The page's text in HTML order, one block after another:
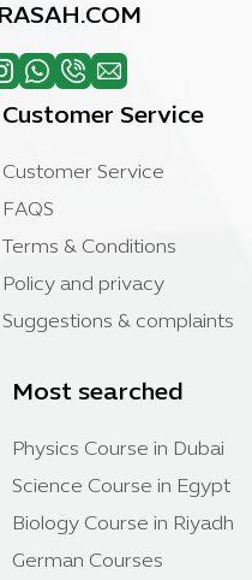
Customer Service
Customer Service
FAQS
Terms & Conditions
Policy and privacy
Suggestions & complaints
Most searched
Physics Course in Dubai
Science Course in Egypt
Biology Course in Riyadh
German Courses